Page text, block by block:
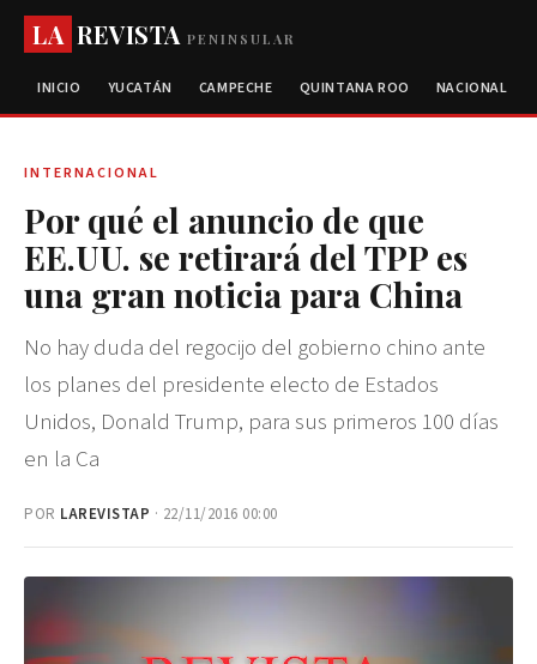
LA REVISTAPENINSULAR
INICIO YUCATÁN CAMPECHE QUINTANA ROO NACIONAL
INTERNACIONAL
Por qué el anuncio de que
EE.UU. se retirará del TPP es
una gran noticia para China
No hay duda del regocijo del gobierno chino ante
los planes del presidente electo de Estados
Unidos, Donald Trump, para sus primeros 100 días
en la Ca
POR LAREVISTAP · 22/11/2016 00:00